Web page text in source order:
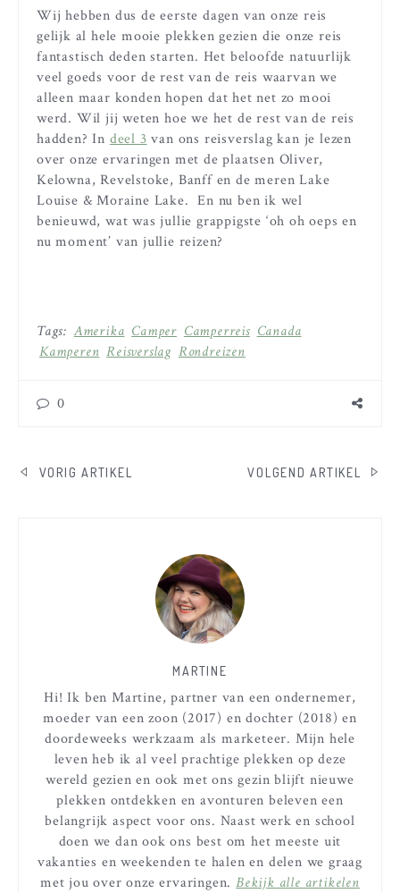
Wij hebben dus de eerste dagen van onze reis
gelijk al hele mooie plekken gezien die onze reis
fantastisch deden starten. Het beloofde natuurlijk
veel goeds voor de rest van de reis waarvan we
alleen maar konden hopen dat het net zo mooi
werd. Wil jij weten hoe we het de rest van de reis
hadden? Indeel 3van ons reisverslag kan je lezen
over onze ervaringen met de plaatsen Oliver,
Kelowna, Revelstoke, Banff en de meren Lake
Louise & Moraine Lake. En nu ben ik wel
benieuwd, wat was jullie grappigste ‘oh oh oeps en
nu moment’ van jullie reizen?
Tags: Amerika Camper Camperreis Canada
Kamperen Reisverslag Rondreizen
0
BERICHT
VORIG ARTIKEL VOLGEND ARTIKEL
MARTINE
Hi! Ik ben Martine, partner van een ondernemer,
moeder van een zoon (2017) en dochter (2018) en
doordeweeks werkzaam als marketeer. Mijn hele
leven heb ik al veel prachtige plekken op deze
wereld gezien en ook met ons gezin blijft nieuwe
plekken ontdekken en avonturen beleven een
belangrijk aspect voor ons. Naast werk en school
doen we dan ook ons best om het meeste uit
vakanties en weekenden te halen en delen we graag
met jou over onze ervaringen.Bekijk alle artikelen